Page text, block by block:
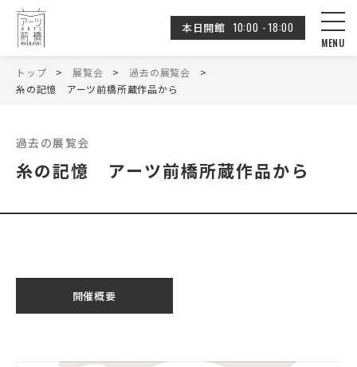
本日開館 10:00 - 18:00
トップ 展覧会
過去の展覧会
糸の記憶 アーツ前橋所蔵作品から
過去の展覧会
糸の記憶 アーツ前橋所蔵作品から
開催概要